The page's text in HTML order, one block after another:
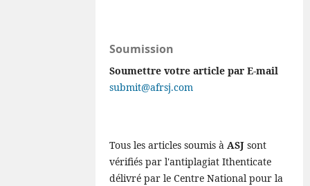
Soumission
Soumettre votre article par E-mail
submit@afrsj.com
Tous les articles soumis àASJ sont
vérifiés par l'antiplagiat Ithenticate
délivré par le Centre National pour la